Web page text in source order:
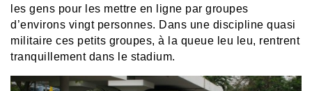
les gens pour les mettre en ligne par groupes
d’environs vingt personnes. Dans une discipline quasi
militaire ces petits groupes, à la queue leu leu, rentrent
tranquillement dans le stadium.